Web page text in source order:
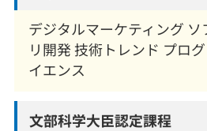
デジタルマーケティング
リ開発 技術トレンド プロ
イエンス
文部科学大臣認定課程